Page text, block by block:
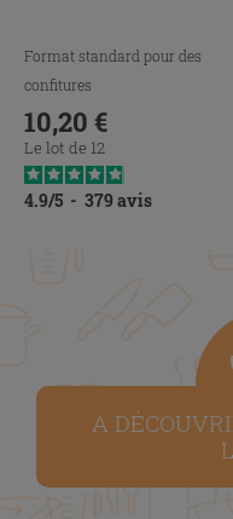
Format standard pour des
confitures
Prix
10,20 €
Le lot de 12
4.9/5 - 379 avis
A